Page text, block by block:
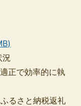
況
正で効率的に執
るさと納税返礼